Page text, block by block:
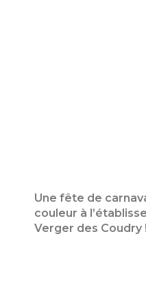
Une fête de
couleur à
Verger des Coudry